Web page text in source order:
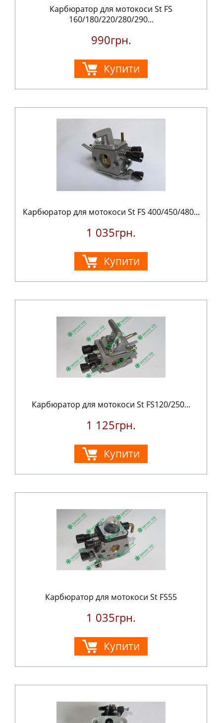
Карбюратор для мотокоси St FS
160/180/220/280/290...
990грн.
Купити
Карбюратор для мотокоси St FS 400/450/480...
1 035грн.
Купити
Карбюратор для мотокоси St FS120/250...
1 125грн.
Купити
Карбюратор для мотокоси St FS55
1 035грн.
Купити